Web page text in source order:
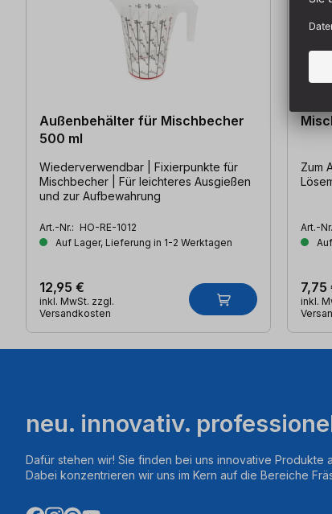
Außenbehälter für Mischbecher
500 ml
Wiederverwendbar | Fixierpunkte für
Mischbecher | Für leichteres Ausgießen
und zur Aufbewahrung
Art.-Nr.: HO-RE-1012
Auf Lager, Lieferung in 1-2 Werktagen
12,95 €
inkl. MwSt. zzgl.
Versandkosten
Zum
Art.-
7,75
inkl.
neu. innovativ.
Dafür stehen wir! Sie finden bei uns innovative Produkte
Dabei konzentrieren wir uns im Kern auf die Bereiche